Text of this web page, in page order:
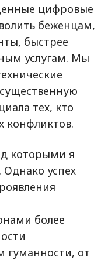
цифровые
беженцам,
быстрее
услугам. Мы
тех, кто
конфликтов.
которыми я
Однако успех
более
от